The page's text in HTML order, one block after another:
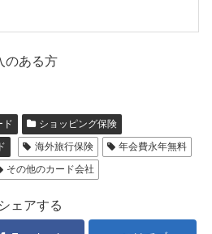
のある方
ド
ショッピング保険
海外旅行保険
年会費永年無料
その他のカード会社
シェアする